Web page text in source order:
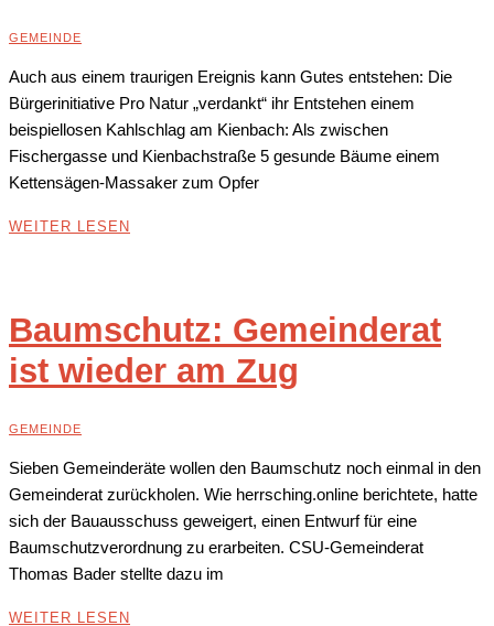
GEMEINDE
Auch aus einem traurigen Ereignis kann Gutes entstehen: Die
Bürgerinitiative Pro Natur „verdankt“ ihr Entstehen einem
beispiellosen Kahlschlag am Kienbach: Als zwischen
Fischergasse und Kienbachstraße 5 gesunde Bäume einem
Kettensägen-Massaker zum Opfer
WEITER LESEN
Baumschutz: Gemeinderat
ist wieder am Zug
GEMEINDE
Sieben Gemeinderäte wollen den Baumschutz noch einmal in den
Gemeinderat zurückholen. Wie herrsching.online berichtete, hatte
sich der Bauausschuss geweigert, einen Entwurf für eine
Baumschutzverordnung zu erarbeiten. CSU-Gemeinderat
Thomas Bader stellte dazu im
WEITER LESEN